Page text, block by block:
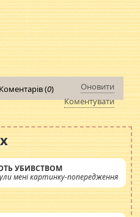
Коментарів (0)
Оновити
Коментувати
УБИВСТВОМ
мені картинку-попередження